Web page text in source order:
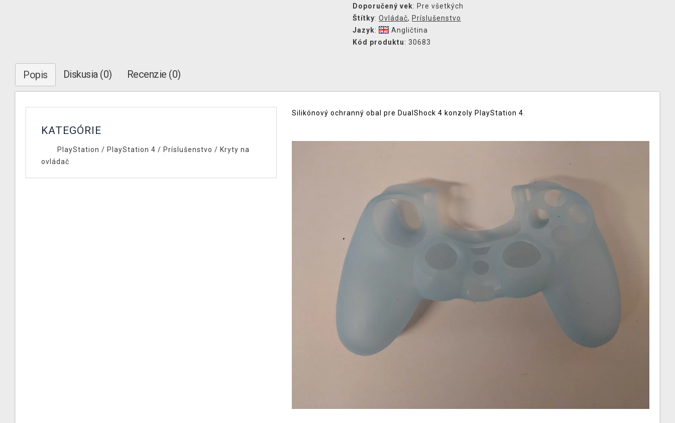
Doporučený vek: Pre všetkých
Štítky: Ovládač, Príslušenstvo
Jazyk:
Angličtina
Kód produktu: 30683
Popis Diskusia (0) Recenzie (0)
KATEGÓRIE
PlayStation / PlayStation 4 / Príslušenstvo / Kryty na
ovládač
Silikónový ochranný obal pre DualShock 4 konzoly PlayStation 4.